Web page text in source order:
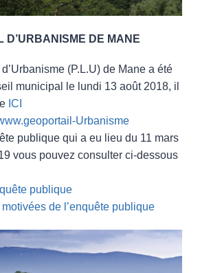
D’URBANISME DE MANE
(P.L.U) de Mane a été
municipal le lundi 13 août 2018, il
ICI
Urbanisme
publique qui a eu lieu du 11 mars
vous pouvez consulter ci-dessous
publique
de l’enquête publique